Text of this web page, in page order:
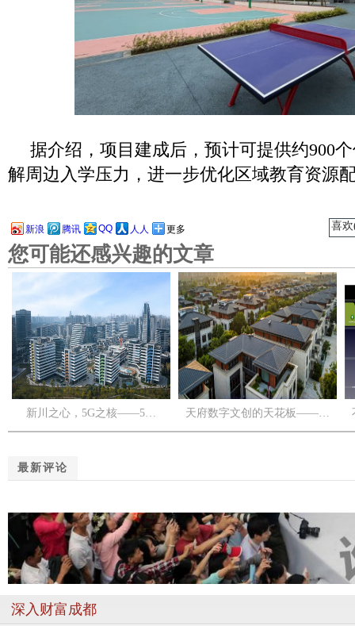
据介绍，项目建成后，预计可提供约900
解周边入学压力，进一步优化区域教育资源
新浪 腾讯 QQ 人人 更多 喜
您可能还感兴趣的文章
新川之心，5G之核——5… 天府数字文创的天花板——…
最新评论
深入财富成都